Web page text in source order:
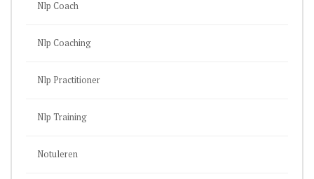
Nlp Coach
Nlp Coaching
Nlp Practitioner
Nlp Training
Notuleren